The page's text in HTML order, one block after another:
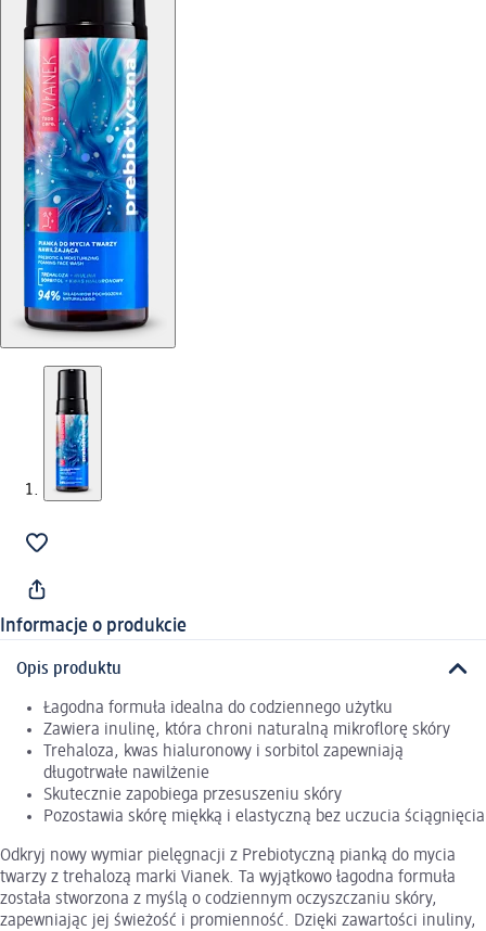
Informacje o produkcie
Opis produktu
Łagodna formuła idealna do codziennego użytku
Zawiera inulinę, która chroni naturalną mikroflorę skóry
Trehaloza, kwas hialuronowy i sorbitol zapewniają
długotrwałe nawilżenie
Skutecznie zapobiega przesuszeniu skóry
Pozostawia skórę miękką i elastyczną bez uczucia ściągnięcia
Odkryj nowy wymiar pielęgnacji z Prebiotyczną pianką do mycia
twarzy z trehalozą marki Vianek. Ta wyjątkowo łagodna formuła
została stworzona z myślą o codziennym oczyszczaniu skóry,
zapewniając jej świeżość i promienność. Dzięki zawartości inuliny,